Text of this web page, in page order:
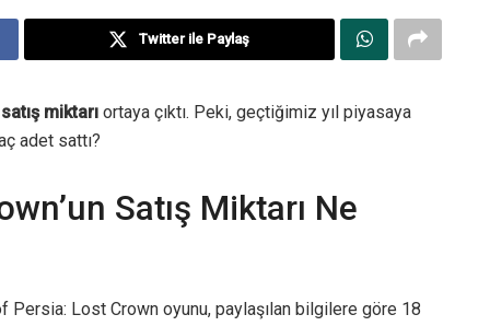
Twitter ile Paylaş
miktarı ortaya çıktı. Peki, geçtiğimiz yıl piyasaya
adet sattı?
Satış Miktarı Ne
Lost Crown oyunu, paylaşılan bilgilere göre 18